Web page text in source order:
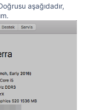
aşağıdadır,